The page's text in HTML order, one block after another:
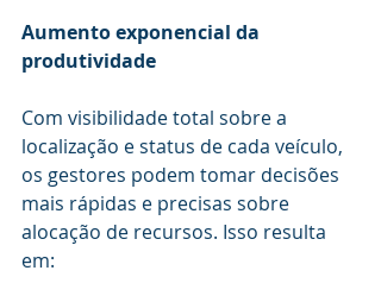
Aumento exponencial da
produtividade
Com visibilidade total sobre a
localização e status de cada veículo,
os gestores podem tomar decisões
mais rápidas e precisas sobre
alocação de recursos. Isso resulta
em: